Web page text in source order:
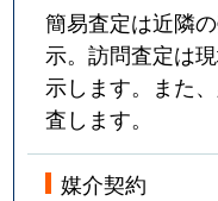
簡易査定は近隣
示。訪問査定は
示します。また
査します。
媒介契約